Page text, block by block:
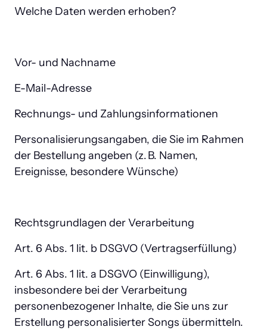
Welche Daten werden erhoben?
Vor- und Nachname
E-Mail-Adresse
Rechnungs- und Zahlungsinformationen
Personalisierungsangaben, die Sie im Rahmen
der Bestellung angeben (z. B. Namen,
Ereignisse, besondere Wünsche)
Rechtsgrundlagen der Verarbeitung
Art. 6 Abs. 1 lit. b DSGVO (Vertragserfüllung)
Art. 6 Abs. 1 lit. a DSGVO (Einwilligung),
insbesondere bei der Verarbeitung
personenbezogener Inhalte, die Sie uns zur
Erstellung personalisierter Songs übermitteln.